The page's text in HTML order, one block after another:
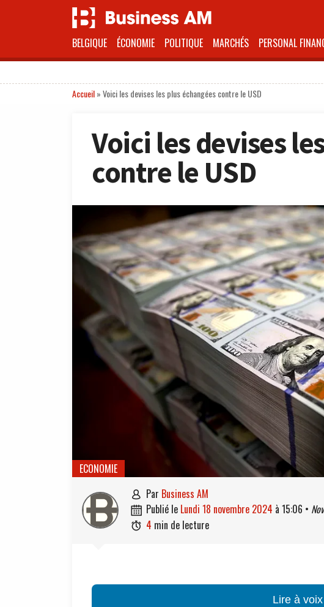
BELGIQUE ÉCONOMIE POLITIQUE MARCHÉS PERSONAL
Accueil»Voici les devises les plus échangées contre le USD
Voici les devises
contre le USD
ECONOMIE
 par Business AM
 publié le lundi 18 novembre 2024 à 15:06 •
 4 min de lecture
Lire à